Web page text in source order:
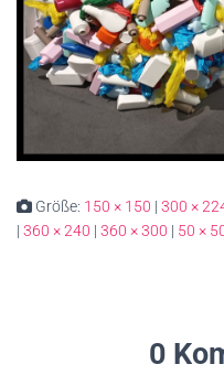
Größe: 150 × 150 | 300 ×
| 360 × 240 | 360 × 300 | 50 ×
0